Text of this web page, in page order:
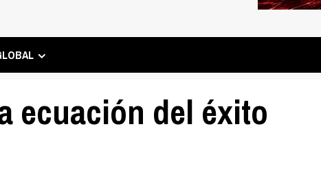
ecuación del éxito